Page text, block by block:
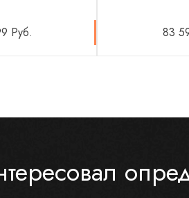
Руб. 83